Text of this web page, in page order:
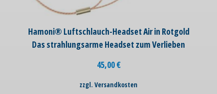
Hamoni® Luftschlauch-Headset Air in Rotgold
Das strahlungsarme Headset zum Verlieben
45,00€
zzgl. Versandkosten